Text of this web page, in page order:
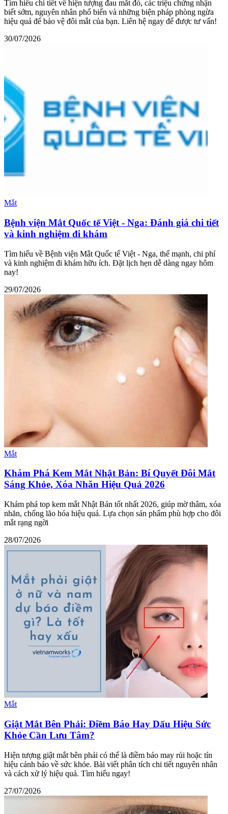
Tìm hiểu chi tiết về hiện tượng đau mắt đỏ, các triệu chứng nhận
biết sớm, nguyên nhân phổ biến và những biện pháp phòng ngừa
hiệu quả để bảo vệ đôi mắt của bạn. Liên hệ ngay để được tư vấn!
30/07/2026
Mắt
Bệnh viện Mắt Quốc tế Việt - Nga: Đánh giá chi tiết
và kinh nghiệm đi khám
Tìm hiểu về Bệnh viện Mắt Quốc tế Việt - Nga, thế mạnh, chi phí
và kinh nghiệm đi khám hữu ích. Đặt lịch hẹn dễ dàng ngay hôm
nay!
29/07/2026
Mắt
Khám Phá Kem Mắt Nhật Bản: Bí Quyết Đôi Mắt
Sáng Khỏe, Xóa Nhăn Hiệu Quả 2026
Khám phá top kem mắt Nhật Bản tốt nhất 2026, giúp mờ thâm, xóa
nhăn, chống lão hóa hiệu quả. Lựa chọn sản phẩm phù hợp cho đôi
mắt rạng ngời
28/07/2026
Mắt
Giật Mắt Bên Phải: Điềm Báo Hay Dấu Hiệu Sức
Khỏe Cần Lưu Tâm?
Hiện tượng giật mắt bên phải có thể là điềm báo may rủi hoặc tín
hiệu cảnh báo về sức khỏe. Bài viết phân tích chi tiết nguyên nhân
và cách xử lý hiệu quả. Tìm hiểu ngay!
27/07/2026